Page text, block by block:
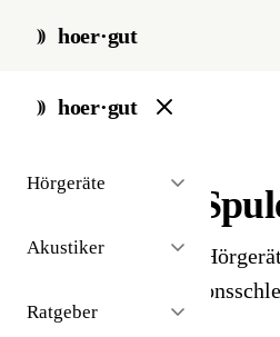
hoer·gut
hoer·gut
Hörgeräte
Akustiker
Ratgeber
start / glossar / telecoil
Telecoil (T-
Induktionsspule im
von Telefon-